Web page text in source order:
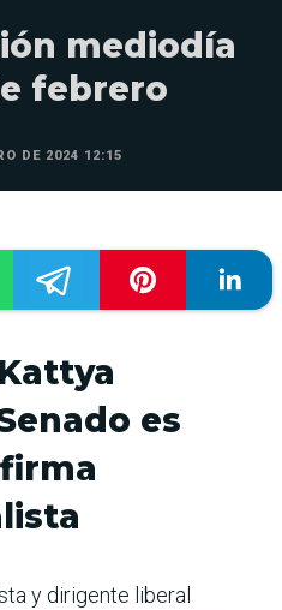
mediodía
febrero
DE 2024 12:15
es
y dirigente liberal